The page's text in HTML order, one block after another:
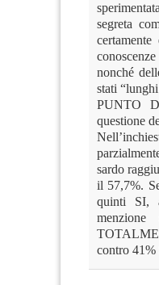
segreta
nonché
stati
PUNTO
questione
sardo
il 57,7%.
quinti SI,
contro 41%